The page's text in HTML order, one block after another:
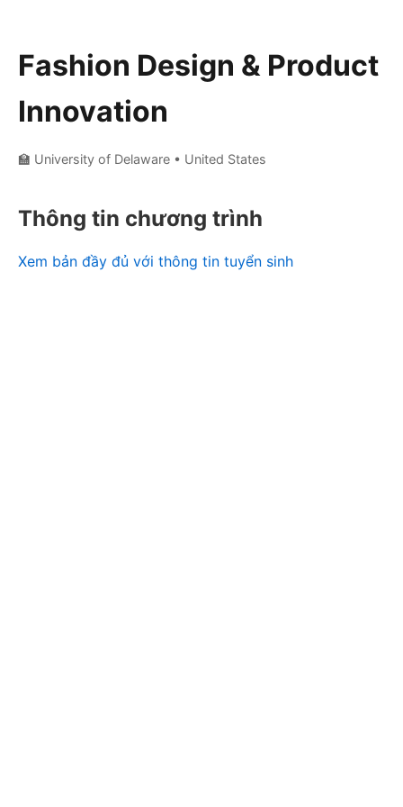
Fashion Design & Product
Innovation
🏫 University of Delaware • United States
Thông tin chương trình
Xem bản đầy đủ với thông tin tuyển sinh